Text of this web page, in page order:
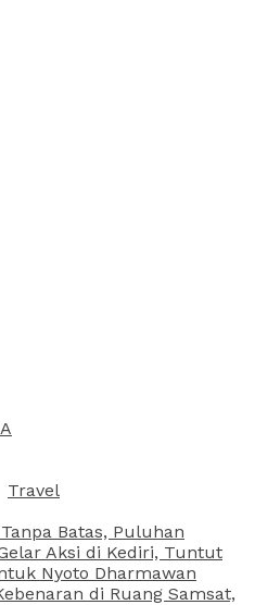
Travel
Batas, Puluhan
Aksi di Kediri, Tuntut
Nyoto Dharmawan
di Ruang Samsat,